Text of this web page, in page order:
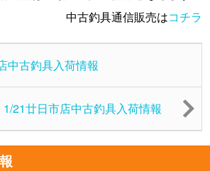
中古釣具通信販売はコチラ
中古釣具入荷情報
1/21廿日市店中古釣具入荷情報